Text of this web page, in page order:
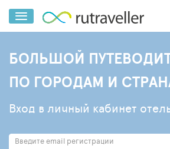
БОЛЬШОЙ
ПО ГОРОДАМ И
Вход в личный кабинет
Введите email регистрации